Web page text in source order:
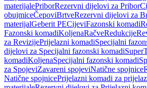
materijalePriborRezervni dijelovi za Pribor
obujmiceČepoviBrtveRezervni dijelovi za
materijalGeberit PECijeviFazonski komadi
Fazonski komadiKoljenaRačveRedukcije
za RevizijePrijelazni komadiSpecijalni
dijelovi za Specijalni fazonski komadi
komadiKoljenaSpecijalni fazonski komadi
za SpojeviZavareni spojeviNatične spojnice
Natične spojnicePrijelazni komadi za